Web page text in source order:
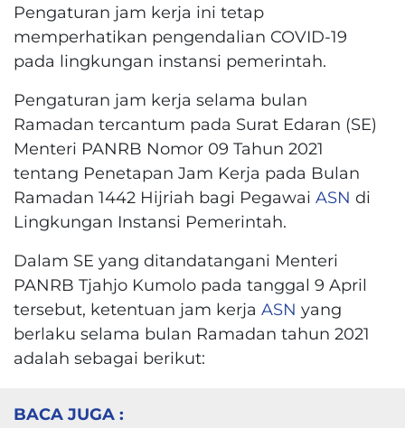
Pengaturan jam kerja ini tetap
memperhatikan pengendalian COVID-19
pada lingkungan instansi pemerintah.
Pengaturan jam kerja selama bulan
Ramadan tercantum pada Surat Edaran (SE)
Menteri PANRB Nomor 09 Tahun 2021
tentang Penetapan Jam Kerja pada Bulan
Ramadan 1442 Hijriah bagi Pegawai ASN di
Lingkungan Instansi Pemerintah.
Dalam SE yang ditandatangani Menteri
PANRB Tjahjo Kumolo pada tanggal 9 April
tersebut, ketentuan jam kerja ASN yang
berlaku selama bulan Ramadan tahun 2021
adalah sebagai berikut:
BACA JUGA :